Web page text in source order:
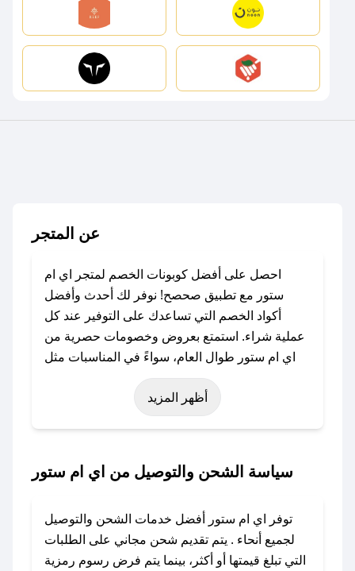
عن المتجر
احصل على أفضل كوبونات الخصم لمتجر اي ام
ستور مع تطبيق صحصح! نوفر لك أحدث وأفضل
أكواد الخصم التي تساعدك على التوفير عند كل
عملية شراء. استمتع بعروض وخصومات حصرية من
اي ام ستور طوال العام، سواءً في المناسبات مثل
عيد الفطر، عيد الأضحى، الجمعة البيضاء (شهر
نوفمبر)، رمضان، اليوم الوطني، يوم التأسيس، أو
حتى عروض خاصة أخرى.
باستخدام تطبيق صحصح، يمكنك العثور بسهولة على
تواصل معنا عبر تويتر أو البريد الإلكتروني لإضافته
بسرعة.
أظهر المزيد
سياسة الشحن والتوصيل من اي ام ستور
توفر اي ام ستور أفضل خدمات الشحن والتوصيل
لجميع أنحاء . يتم تقديم شحن مجاني على الطلبات
التي تبلغ قيمتها أو أكثر، بينما يتم فرض رسوم رمزية